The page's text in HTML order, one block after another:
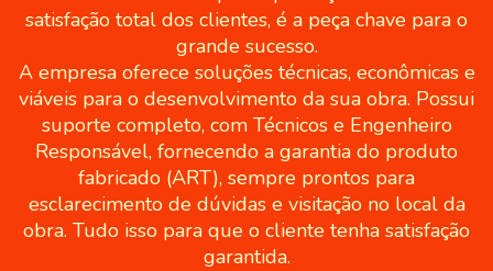
satisfação total dos clientes, é a peça chave para o
grande sucesso.
A empresa oferece soluções técnicas, econômicas e
viáveis para o desenvolvimento da sua obra. Possui
suporte completo, com Técnicos e Engenheiro
Responsável, fornecendo a garantia do produto
fabricado (ART), sempre prontos para
esclarecimento de dúvidas e visitação no local da
obra. Tudo isso para que o cliente tenha satisfação
garantida.